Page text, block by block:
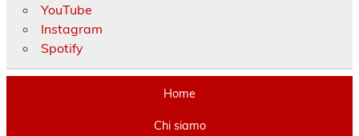
YouTube
Instagram
Spotify
Home
Chi siamo